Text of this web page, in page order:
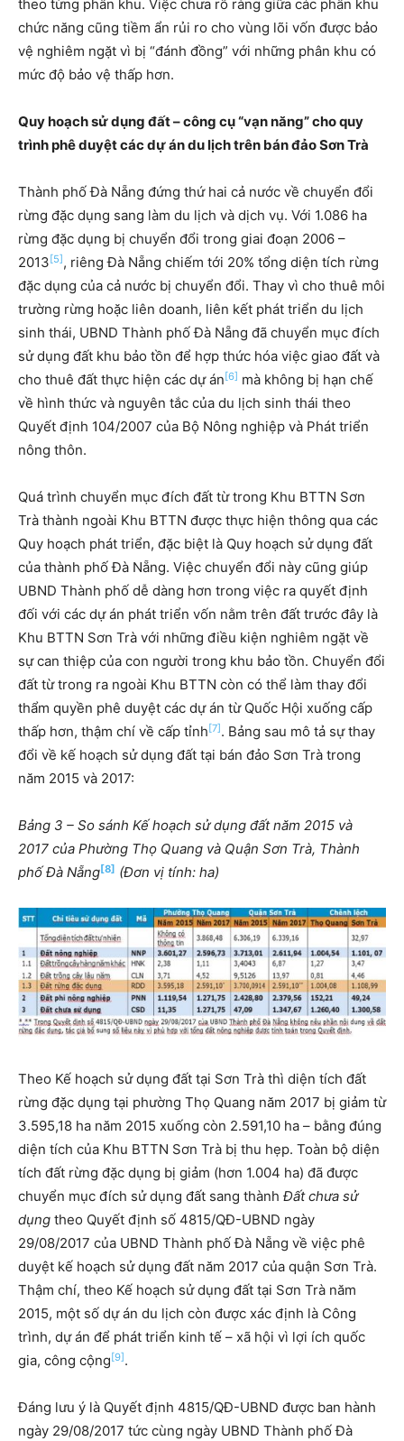
theo từng phân khu. Việc chưa rõ ràng giữa các phân khu
chức năng cũng tiềm ẩn rủi ro cho vùng lõi vốn được bảo
vệ nghiêm ngặt vì bị “đánh đồng” với những phân khu có
mức độ bảo vệ thấp hơn.
Quy hoạch sử dụng đất – công cụ “vạn năng” cho quy
trình phê duyệt các dự án du lịch trên bán đảo Sơn Trà
Thành phố Đà Nẵng đứng thứ hai cả nước về chuyển đổi
rừng đặc dụng sang làm du lịch và dịch vụ. Với 1.086 ha
rừng đặc dụng bị chuyển đổi trong giai đoạn 2006 –
2013[5], riêng Đà Nẵng chiếm tới 20% tổng diện tích rừng
đặc dụng của cả nước bị chuyển đổi. Thay vì cho thuê môi
trường rừng hoặc liên doanh, liên kết phát triển du lịch
sinh thái, UBND Thành phố Đà Nẵng đã chuyển mục đích
sử dụng đất khu bảo tồn để hợp thức hóa việc giao đất và
cho thuê đất thực hiện các dự án[6] mà không bị hạn chế
về hình thức và nguyên tắc của du lịch sinh thái theo
Quyết định 104/2007 của Bộ Nông nghiệp và Phát triển
nông thôn.
Quá trình chuyển mục đích đất từ trong Khu BTTN Sơn
Trà thành ngoài Khu BTTN được thực hiện thông qua các
Quy hoạch phát triển, đặc biệt là Quy hoạch sử dụng đất
của thành phố Đà Nẵng. Việc chuyển đổi này cũng giúp
UBND Thành phố dễ dàng hơn trong việc ra quyết định
đối với các dự án phát triển vốn nằm trên đất trước đây là
Khu BTTN Sơn Trà với những điều kiện nghiêm ngặt về
sự can thiệp của con người trong khu bảo tồn. Chuyển đổi
đất từ trong ra ngoài Khu BTTN còn có thể làm thay đổi
thẩm quyền phê duyệt các dự án từ Quốc Hội xuống cấp
thấp hơn, thậm chí về cấp tỉnh[7]. Bảng sau mô tả sự thay
đổi về kế hoạch sử dụng đất tại bán đảo Sơn Trà trong
năm 2015 và 2017:
Bảng 3 – So sánh Kế hoạch sử dụng đất năm 2015 và
2017 của Phường Thọ Quang và Quận Sơn Trà, Thành
phố Đà Nẵng[8] (Đơn vị tính: ha)
Theo Kế hoạch sử dụng đất tại Sơn Trà thì diện tích đất
rừng đặc dụng tại phường Thọ Quang năm 2017 bị giảm từ
3.595,18 ha năm 2015 xuống còn 2.591,10 ha – bằng đúng
diện tích của Khu BTTN Sơn Trà bị thu hẹp. Toàn bộ diện
tích đất rừng đặc dụng bị giảm (hơn 1.004 ha) đã được
chuyển mục đích sử dụng đất sang thành Đất chưa sử
dụng theo Quyết định số 4815/QĐ-UBND ngày
29/08/2017 của UBND Thành phố Đà Nẵng về việc phê
duyệt kế hoạch sử dụng đất năm 2017 của quận Sơn Trà.
Thậm chí, theo Kế hoạch sử dụng đất tại Sơn Trà năm
2015, một số dự án du lịch còn được xác định là Công
trình, dự án để phát triển kinh tế – xã hội vì lợi ích quốc
gia, công cộng[9].
Đáng lưu ý là Quyết định 4815/QĐ-UBND được ban hành
ngày 29/08/2017 tức cùng ngày UBND Thành phố Đà